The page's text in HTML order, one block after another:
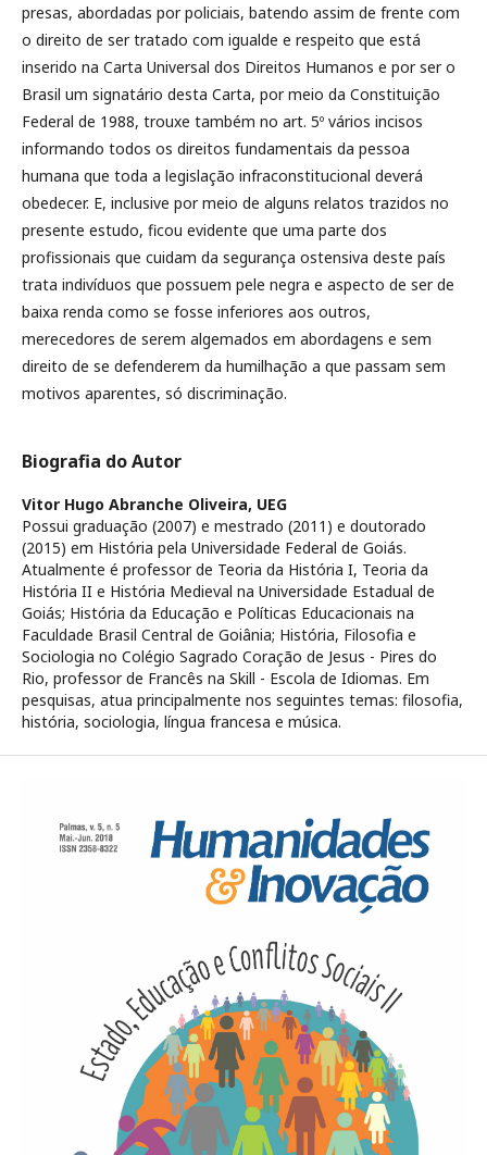
presas, abordadas por policiais, batendo assim de frente com
o direito de ser tratado com igualde e respeito que está
inserido na Carta Universal dos Direitos Humanos e por ser o
Brasil um signatário desta Carta, por meio da Constituição
Federal de 1988, trouxe também no art. 5º vários incisos
informando todos os direitos fundamentais da pessoa
humana que toda a legislação infraconstitucional deverá
obedecer. E, inclusive por meio de alguns relatos trazidos no
presente estudo, ficou evidente que uma parte dos
profissionais que cuidam da segurança ostensiva deste país
trata indivíduos que possuem pele negra e aspecto de ser de
baixa renda como se fosse inferiores aos outros,
merecedores de serem algemados em abordagens e sem
direito de se defenderem da humilhação a que passam sem
motivos aparentes, só discriminação.
Biografia do Autor
Vitor Hugo Abranche Oliveira, UEG
Possui graduação (2007) e mestrado (2011) e doutorado
(2015) em História pela Universidade Federal de Goiás.
Atualmente é professor de Teoria da História I, Teoria da
História II e História Medieval na Universidade Estadual de
Goiás; História da Educação e Políticas Educacionais na
Faculdade Brasil Central de Goiânia; História, Filosofia e
Sociologia no Colégio Sagrado Coração de Jesus - Pires do
Rio, professor de Francês na Skill - Escola de Idiomas. Em
pesquisas, atua principalmente nos seguintes temas: filosofia,
história, sociologia, língua francesa e música.